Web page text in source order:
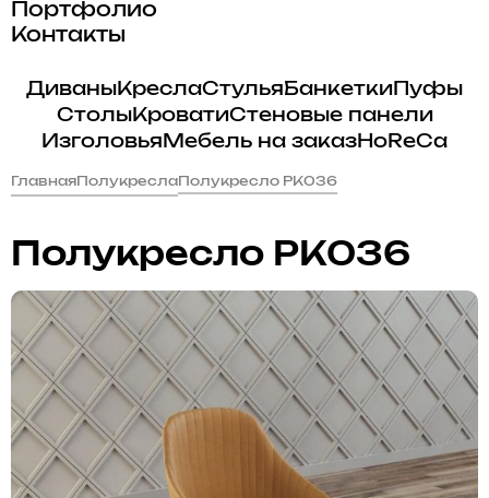
Портфолио
Контакты
ДиваныКреслаСтульяБанкеткиПуфы
СтолыКроватиСтеновые панели
Изголовья Мебель на заказHoReCa
ГлавнаяПолукреслаПолукресло PK036
Полукресло PK036